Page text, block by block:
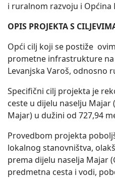
i ruralnom razvoju i Općina
OPIS PROJEKTA S
Opći cilj koji se postiže
prometne infrastrukture
Levanjska Varoš, odnosno
Specifični cilj projekta je
ceste u dijelu naselju
Majar) u dužini od 727,94
Provedbom projekta
lokalnog stanovništva,
prema dijelu naselja Majar
predmetna cesta i vodi,